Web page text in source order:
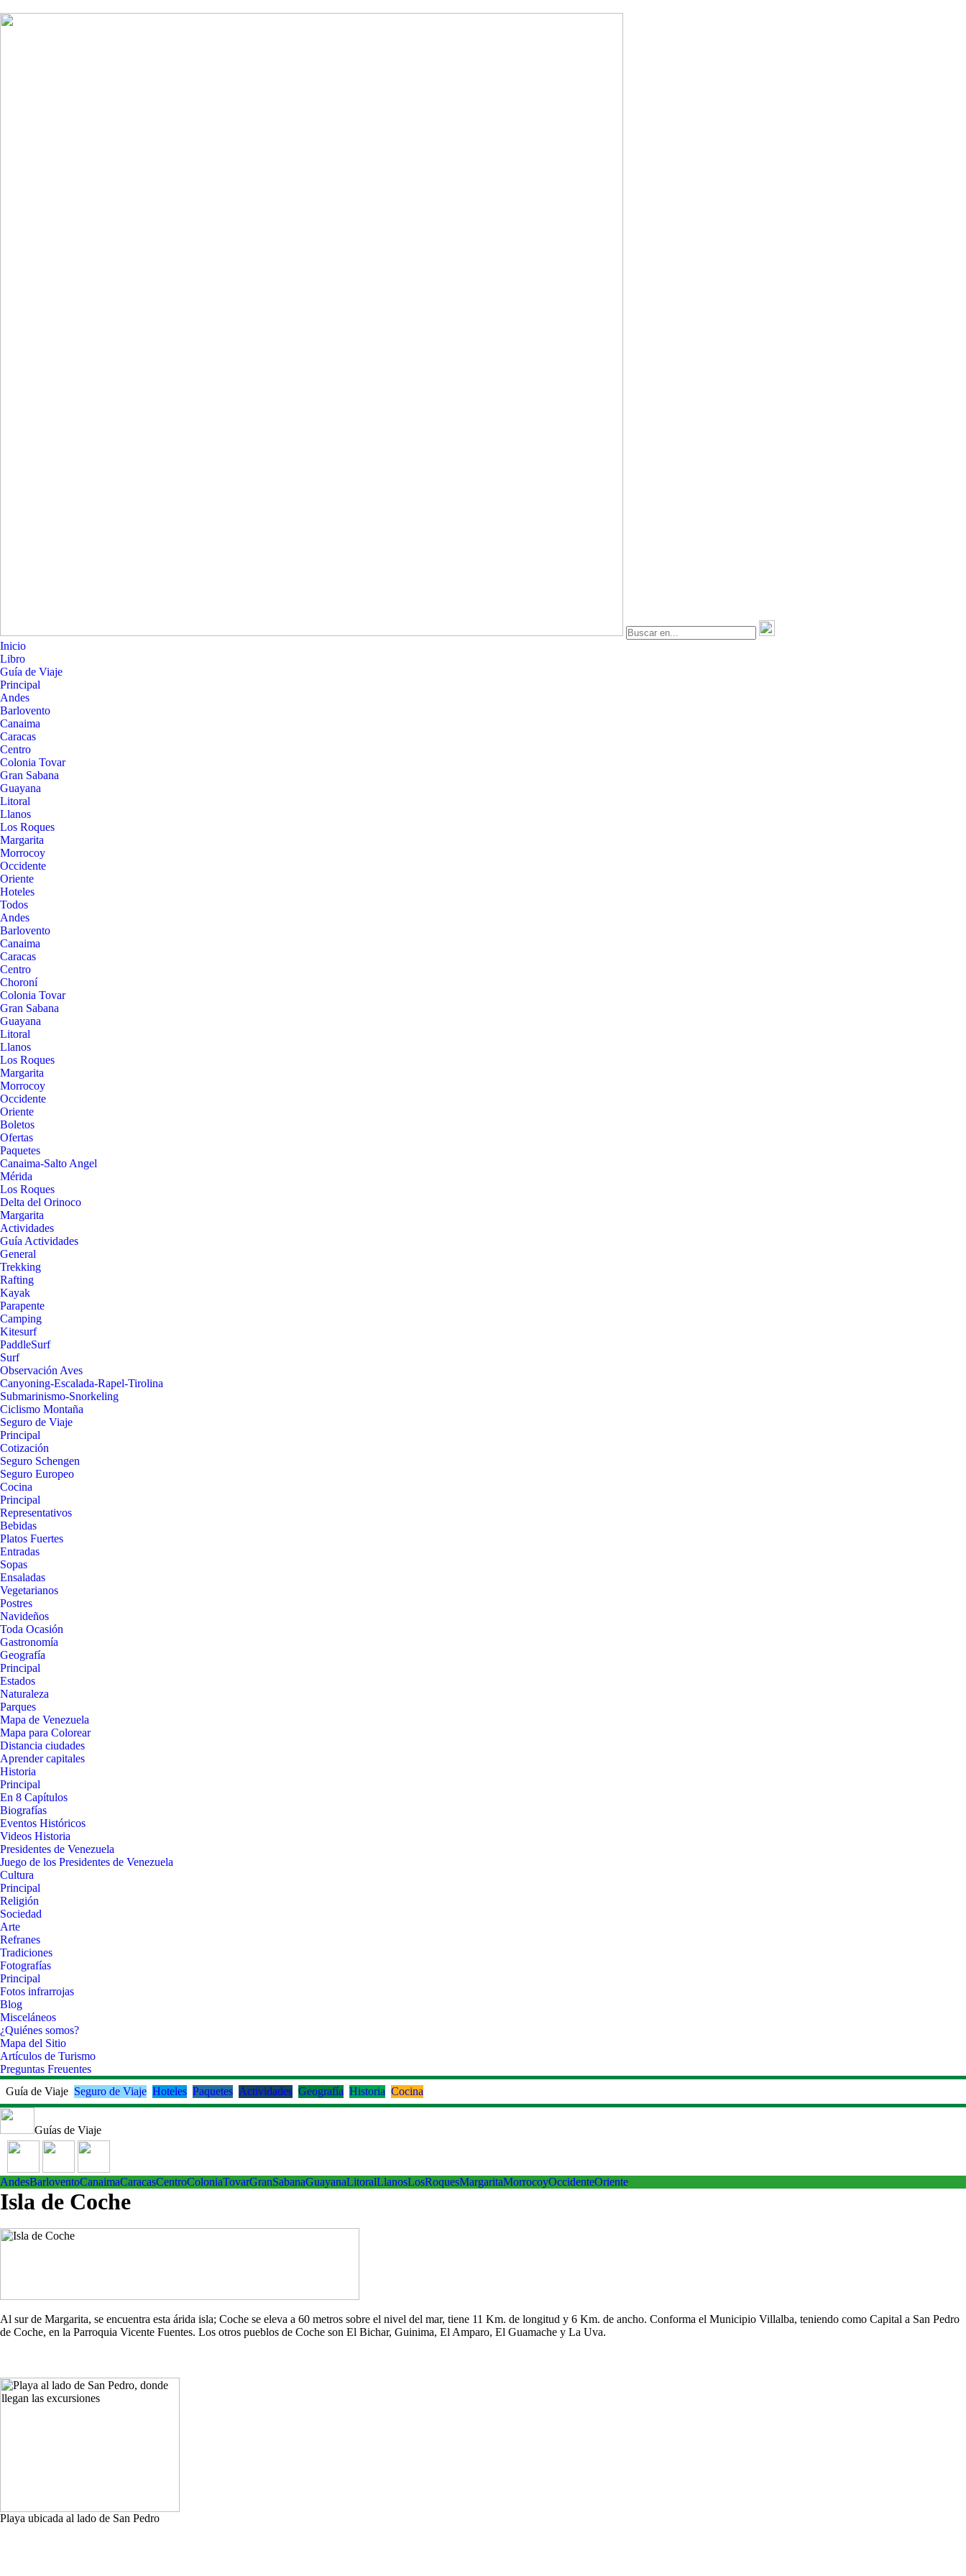
Inicio
Libro
Guía de Viaje
Principal
Andes
Barlovento
Canaima
Caracas
Centro
Colonia Tovar
Gran Sabana
Guayana
Litoral
Llanos
Los Roques
Margarita
Morrocoy
Occidente
Oriente
Hoteles
Todos
Andes
Barlovento
Canaima
Caracas
Centro
Choroní
Colonia Tovar
Gran Sabana
Guayana
Litoral
Llanos
Los Roques
Margarita
Morrocoy
Occidente
Oriente
Boletos
Ofertas
Paquetes
Canaima-Salto Angel
Mérida
Los Roques
Delta del Orinoco
Margarita
Actividades
Guía Actividades
General
Trekking
Rafting
Kayak
Parapente
Camping
Kitesurf
PaddleSurf
Surf
Observación Aves
Canyoning-Escalada-Rapel-Tirolina
Submarinismo-Snorkeling
Ciclismo Montaña
Seguro de Viaje
Principal
Cotización
Seguro Schengen
Seguro Europeo
Cocina
Principal
Representativos
Bebidas
Platos Fuertes
Entradas
Sopas
Ensaladas
Vegetarianos
Postres
Navideños
Toda Ocasión
Gastronomía
Geografía
Principal
Estados
Naturaleza
Parques
Mapa de Venezuela
Mapa para Colorear
Distancia ciudades
Aprender capitales
Historia
Principal
En 8 Capítulos
Biografías
Eventos Históricos
Videos Historia
Presidentes de Venezuela
Juego de los Presidentes de Venezuela
Cultura
Principal
Religión
Sociedad
Arte
Refranes
Tradiciones
Fotografías
Principal
Fotos infrarrojas
Blog
Misceláneos
¿Quiénes somos?
Mapa del Sitio
Artículos de Turismo
Preguntas Freuentes
Guía de Viaje Seguro de Viaje Hoteles Paquetes Actividades Geografía Historia Cocina
Guías de Viaje
AndesBarloventoCanaimaCaracasCentroColoniaTovarGranSabanaGuayanaLitoralLlanosLosRoquesMargaritaMorrocoyOccidenteOriente
Isla de Coche
Al sur de Margarita, se encuentra esta árida isla; Coche se eleva a 60 metros sobre el nivel del mar, tiene 11 Km. de longitud y 6 Km. de ancho. Conforma el Municipio Villalba, teniendo como Capital a San Pedro
de Coche, en la Parroquia Vicente Fuentes. Los otros pueblos de Coche son El Bichar, Guinima, El Amparo, El Guamache y La Uva.
Playa ubicada al lado de San Pedro